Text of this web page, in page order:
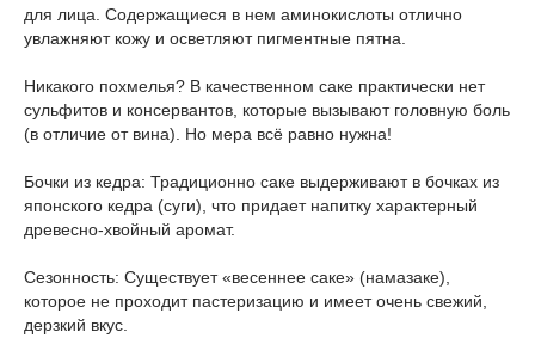
для лица. Содержащиеся в нем аминокислоты отлично
увлажняют кожу и осветляют пигментные пятна.
Никакого похмелья? В качественном саке практически нет
сульфитов и консервантов, которые вызывают головную боль
(в отличие от вина). Но мера всё равно нужна!
Бочки из кедра: Традиционно саке выдерживают в бочках из
японского кедра (суги), что придает напитку характерный
древесно-хвойный аромат.
Сезонность: Существует «весеннее саке» (намазаке),
которое не проходит пастеризацию и имеет очень свежий,
дерзкий вкус.